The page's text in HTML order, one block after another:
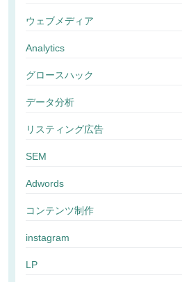
ウェブメディア
Analytics
グロースハック
データ分析
リスティング広告
SEM
Adwords
コンテンツ制作
instagram
LP